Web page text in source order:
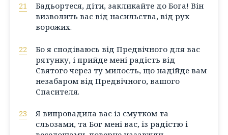
21
Бадьортеся, діти, закликайте до Бога! Він
визволить вас від насильства, від рук
ворожих.
22
Бо я сподіваюсь від Предвічного для вас
рятунку, і прийде мені радість від
Святого через ту милость, що надійде вам
незабаром від Предвічного, вашого
Спасителя.
23
Я випровадила вас із смутком та
сльозами, та Бог мені вас, із радістю і